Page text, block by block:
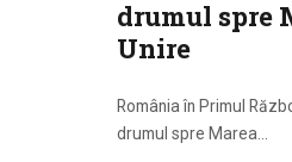
drumul spre
Unire
România în Primul
drumul spre Marea...